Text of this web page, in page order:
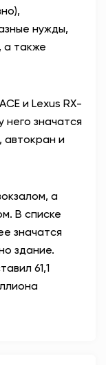
нужды,
а также
и Lexus RX-
него значатся
автокран и
а
В списке
значатся
здание.
61,1